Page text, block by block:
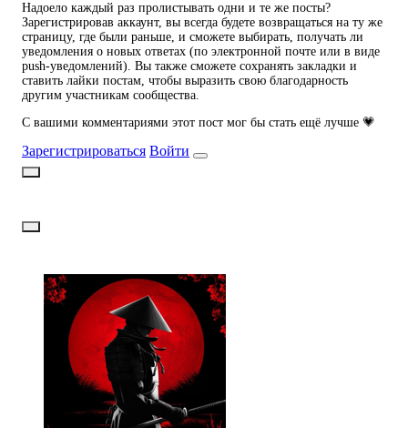
Надоело каждый раз пролистывать одни и те же посты?
Зарегистрировав аккаунт, вы всегда будете возвращаться на ту же
страницу, где были раньше, и сможете выбирать, получать ли
уведомления о новых ответах (по электронной почте или в виде
push-уведомлений). Вы также сможете сохранять закладки и
ставить лайки постам, чтобы выразить свою благодарность
другим участникам сообщества.
С вашими комментариями этот пост мог бы стать ещё лучше 💗
Зарегистрироваться Войти